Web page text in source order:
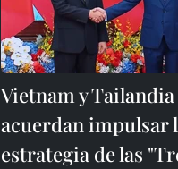
Vietnam y Tailandia
acuerdan impulsar
estrategia de las